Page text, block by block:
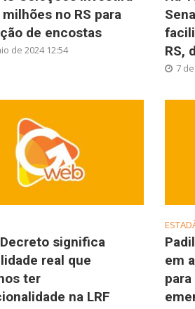
milhões no RS para
de encostas
de 2024 12:54
RS,
7
significa
real que
ter
na LRF
em